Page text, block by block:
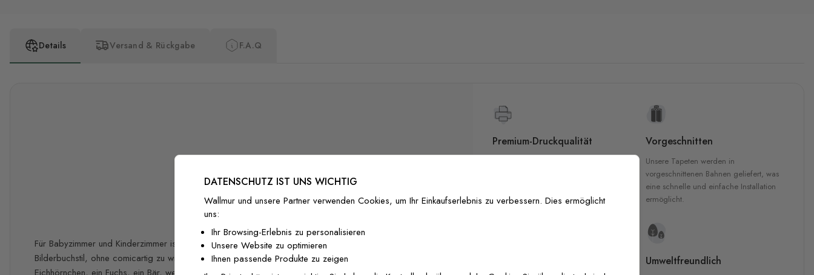
Details Versand & Rückgabe F.A.Q
Für Babyzimmer und Kinderzimmer ist diese Kindertapete mit Hasen eine detailreiche Waldtiere Tapete im
Bilderbuchstil, ohne comicartig zu wirken. Auf elfenbeinfarbenem Cremegrund stehen Hasen, Rehe,
Premium-Druckqualität
Sicherheit in Innenräumen.
Vorgeschnitten
Unsere Tapeten werden in
vorgeschnittenen Bahnen geliefert, was
eine schnelle und einfache Installation
ermöglicht.
Umweltfreundlich
DATENSCHUTZ IST UNS WICHTIG
Wallmur und unsere Partner verwenden Cookies, um Ihr Einkaufserlebnis zu verbessern. Dies ermöglicht
uns:
Ihr Browsing-Erlebnis zu personalisieren
Unsere Website zu optimieren
Ihnen passende Produkte zu zeigen